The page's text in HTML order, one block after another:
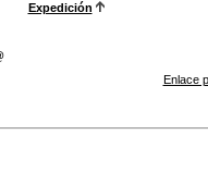
Expedición
Enlace